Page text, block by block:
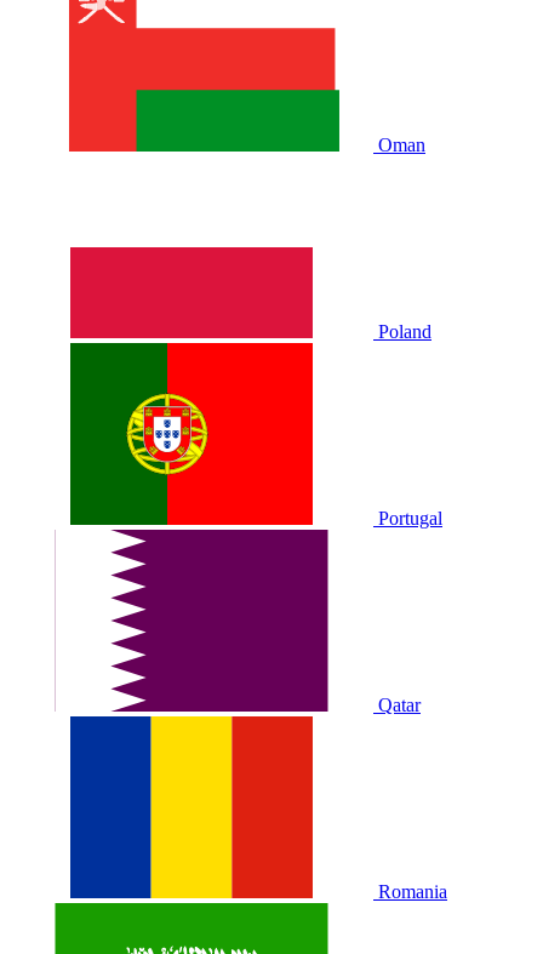
Oman
Poland
Portugal
Qatar
Romania